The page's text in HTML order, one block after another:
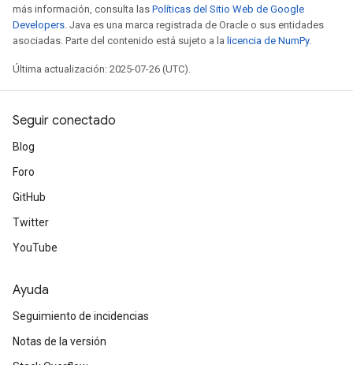
más información, consulta las Políticas del Sitio Web de Google
Developers. Java es una marca registrada de Oracle o sus entidades
asociadas. Parte del contenido está sujeto a la licencia de NumPy.
Última actualización: 2025-07-26 (UTC).
Seguir conectado
Blog
Foro
GitHub
Twitter
YouTube
Ayuda
Seguimiento de incidencias
Notas de la versión